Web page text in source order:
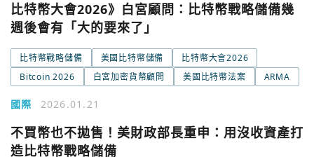
比特幣大會2026》白宮顧問：比特幣戰略儲備幾
週後會有「大的要來了」
比特幣戰略儲備 美國比特幣儲備
比特幣大會2026
Bitcoin 2026
白宮加密貨幣顧問 美國比特幣法案 ARMA
國際 2026.01.21
不買幣也不拋售！美財政部長重申：用沒收資產打
造比特幣戰略儲備